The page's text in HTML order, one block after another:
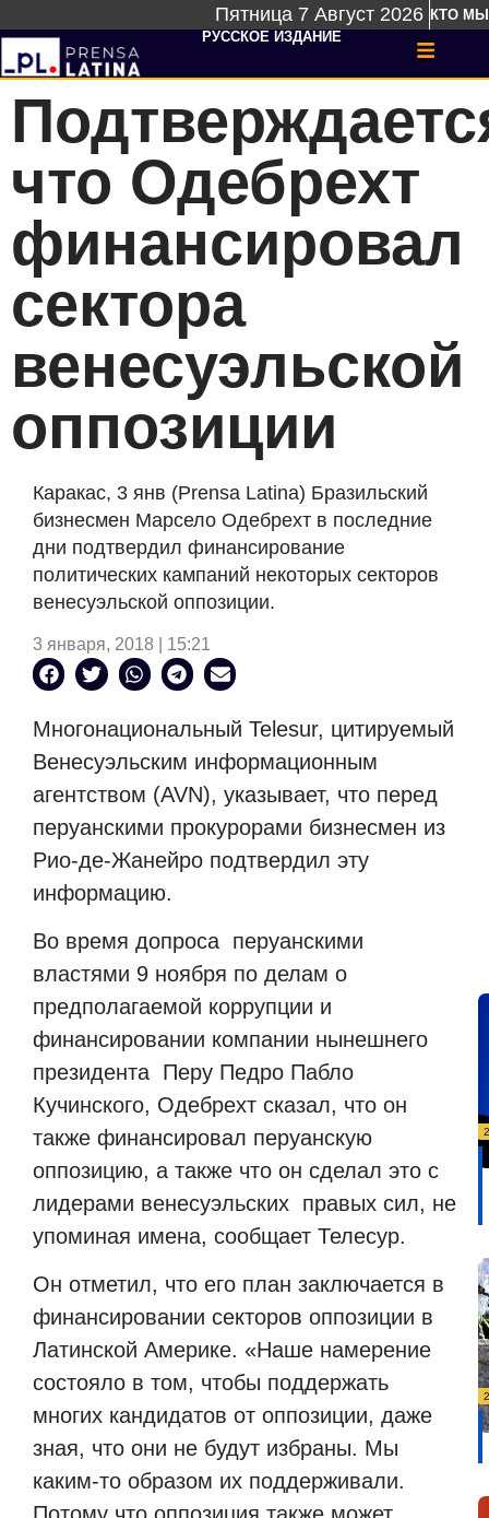
Пятница 7 Август 2026 КТО МЫ
РУССКОЕ ИЗДАНИЕ
что Одебрехт
финансировал
сектора
венесуэльской
оппозиции
Каракас, 3 янв (Prensa Latina) Бразильский
бизнесмен Марсело Одебрехт в последние
дни подтвердил финансирование
политических кампаний некоторых секторов
венесуэльской оппозиции.
3 января, 2018 | 15:21
Многонациональный Telesur, цитируемый
Венесуэльским информационным
агентством (AVN), указывает, что перед
перуанскими прокурорами бизнесмен из
Рио-де-Жанейро подтвердил эту
информацию.
Во время допроса перуанскими
властями 9 ноября по делам о
предполагаемой коррупции и
финансировании компании нынешнего
президента Перу Педро Пабло
Кучинского, Одебрехт сказал, что он
также финансировал перуанскую
оппозицию, а также что он сделал это с
лидерами венесуэльских правых сил, не
упоминая имена, сообщает Телесур.
Он отметил, что его план заключается в
финансировании секторов оппозиции в
Латинской Америке. «Наше намерение
состояло в том, чтобы поддержать
многих кандидатов от оппозиции, даже
зная, что они не будут избраны. Мы
каким-то образом их поддерживали.